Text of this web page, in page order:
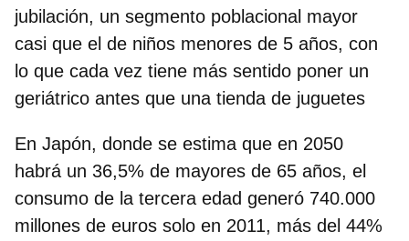
jubilación, un segmento poblacional mayor
casi que el de niños menores de 5 años, con
lo que cada vez tiene más sentido poner un
geriátrico antes que una tienda de juguetes
En Japón, donde se estima que en 2050
habrá un 36,5% de mayores de 65 años, el
consumo de la tercera edad generó 740.000
millones de euros solo en 2011, más del 44%